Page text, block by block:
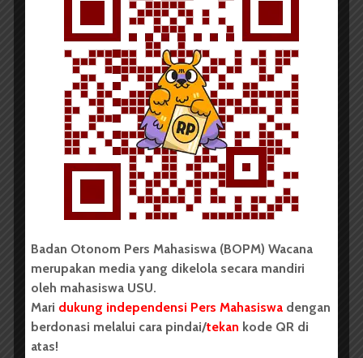
Rara Maura Hasibuan
25 Agustus 2022
6 menit waktu baca
SINEMA ULAS
Pengabdi Setan 2 Communion:
Terungkapnya Misteri yang...
Badan Otonom Pers Mahasiswa (BOPM) Wacana
merupakan media yang dikelola secara mandiri
oleh mahasiswa USU.
Mari dukung independensi Pers Mahasiswa dengan
berdonasi melalui cara pindai/tekan kode QR di
atas!